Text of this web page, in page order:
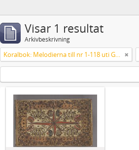
Visar 1 resultat
Arkivbeskrivning
Koralbok: Melodierna till nr 1-118 uti Gamla Psalmboken, enstämmigt satta